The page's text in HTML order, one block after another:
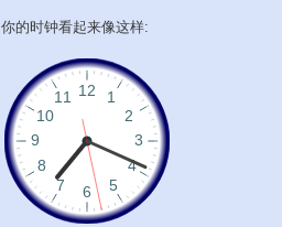
你的时钟看起来像这样: